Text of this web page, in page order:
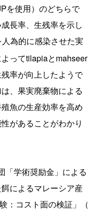
を使用）のどちらで
長率、生残率を示し
人為的に感染させた実
ってtilapiaとmahseer
率が向上したようで
、 果実廃棄物による
魚の生産効率を高め
があることがわかり
「学術奨励金」による
によるマレーシア産
：コスト面の検証」（